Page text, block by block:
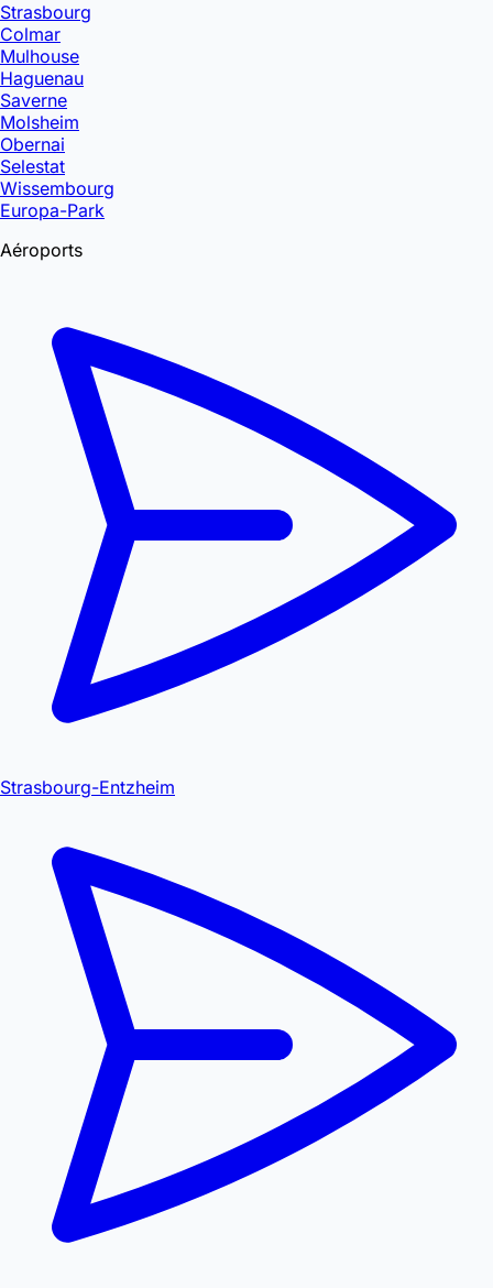
Strasbourg
Colmar
Mulhouse
Haguenau
Saverne
Molsheim
Obernai
Selestat
Wissembourg
Europa-Park
Aéroports
Strasbourg-Entzheim